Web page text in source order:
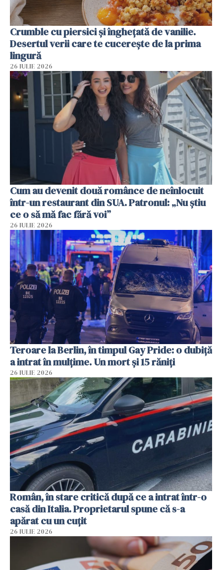
Crumble cu piersici și înghețată de vanilie.
Desertul verii care te cucerește de la prima
lingură
26 IULIE 2026
Cum au devenit două românce de neînlocuit
într-un restaurant din SUA. Patronul: „Nu știu
ce o să mă fac fără voi”
26 IULIE 2026
Teroare la Berlin, în timpul Gay Pride: o dubiță
a intrat în mulțime. Un mort și 15 răniți
26 IULIE 2026
Român, în stare critică după ce a intrat într-o
casă din Italia. Proprietarul spune că s-a
apărat cu un cuțit
26 IULIE 2026